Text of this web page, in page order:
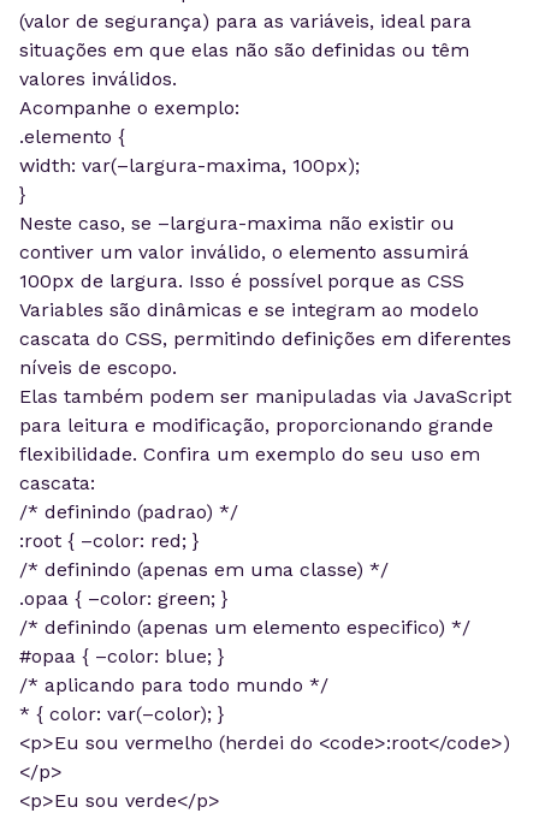
(valor de segurança) para as variáveis, ideal para
situações em que elas não são definidas ou têm
valores inválidos.
Acompanhe o exemplo:
.elemento {
width: var(–largura-maxima, 100px);
}
Neste caso, se –largura-maxima não existir ou
contiver um valor inválido, o elemento assumirá
100px de largura. Isso é possível porque as CSS
Variables são dinâmicas e se integram ao modelo
cascata do CSS, permitindo definições em diferentes
níveis de escopo.
Elas também podem ser manipuladas via JavaScript
para leitura e modificação, proporcionando grande
flexibilidade. Confira um exemplo do seu uso em
cascata:
/* definindo (padrao) */
:root { –color: red; }
/* definindo (apenas em uma classe) */
.opaa { –color: green; }
/* definindo (apenas um elemento especifico) */
#opaa { –color: blue; }
/* aplicando para todo mundo */
* { color: var(–color); }
<p>Eu sou vermelho (herdei do <code>:root</code>)
</p>
<p>Eu sou verde</p>